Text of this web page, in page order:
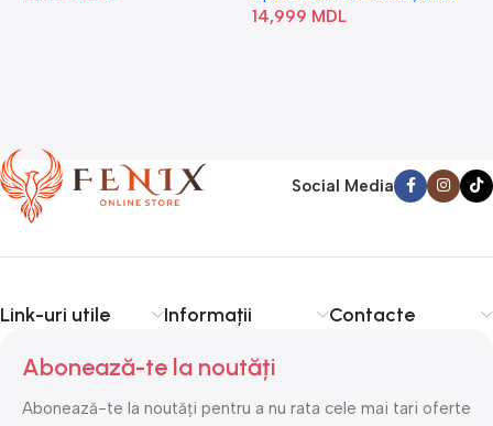
14,999 MDL
Social Media
Link-uri utile Informații Contacte
Abonează-te la noutăți
Abonează-te la noutăți pentru a nu rata cele mai tari oferte